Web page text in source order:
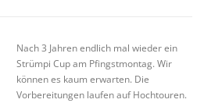
Nach 3 Jahren endlich mal wieder ein
Strümpi Cup am Pfingstmontag. Wir
können es kaum erwarten. Die
Vorbereitungen laufen auf Hochtouren.